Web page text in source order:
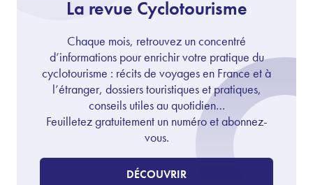
La revue Cyclotourisme
Chaque mois, retrouvez un concentré
d’informations pour enrichir votre pratique du
cyclotourisme : récits de voyages en France et à
l’étranger, dossiers touristiques et pratiques,
conseils utiles au quotidien…
Feuilletez gratuitement un numéro et abonnez-
vous.
DÉCOUVRIR